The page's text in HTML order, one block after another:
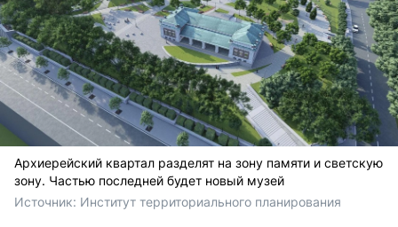
Архиерейский квартал разделят на зону памяти и светскую
зону. Частью последней будет новый музей
Источник: Институт территориального планирования